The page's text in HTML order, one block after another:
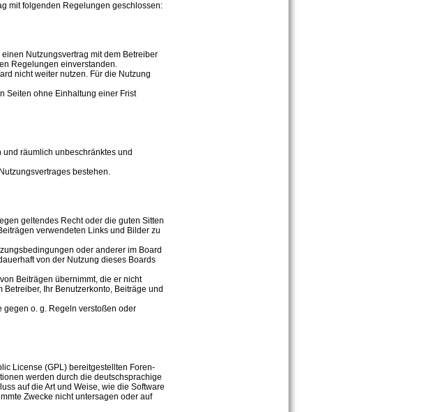
mit folgenden Regelungen geschlossen:
einen Nutzungsvertrag mit dem Betreiber
Regelungen einverstanden.
nicht weiter nutzen. Für die Nutzung
Seiten ohne Einhaltung einer Frist
räumlich unbeschränktes und
bestehen.
geltendes Recht oder die guten Sitten
verwendeten Links und Bilder zu
oder anderer im Board
von der Nutzung dieses Boards
Beiträgen übernimmt, die er nicht
Ihr Benutzerkonto, Beiträge und
o. g. Regeln verstoßen oder
License (GPL) bereitgestellten Foren-
werden durch die deutschsprachige
auf die Art und Weise, wie die Software
Zwecke nicht untersagen oder auf